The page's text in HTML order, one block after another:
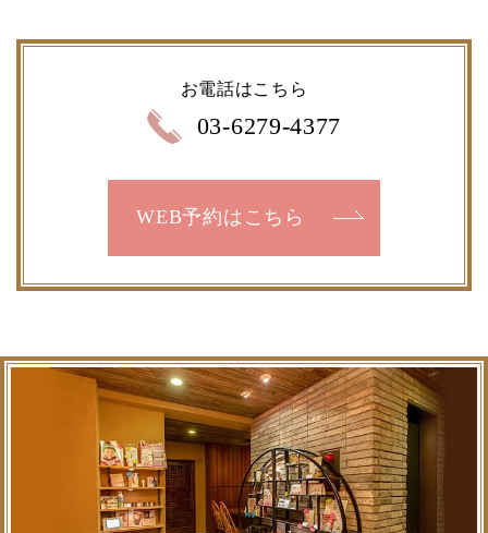
お電話はこちら
03-6279-4377
WEB予約はこちら